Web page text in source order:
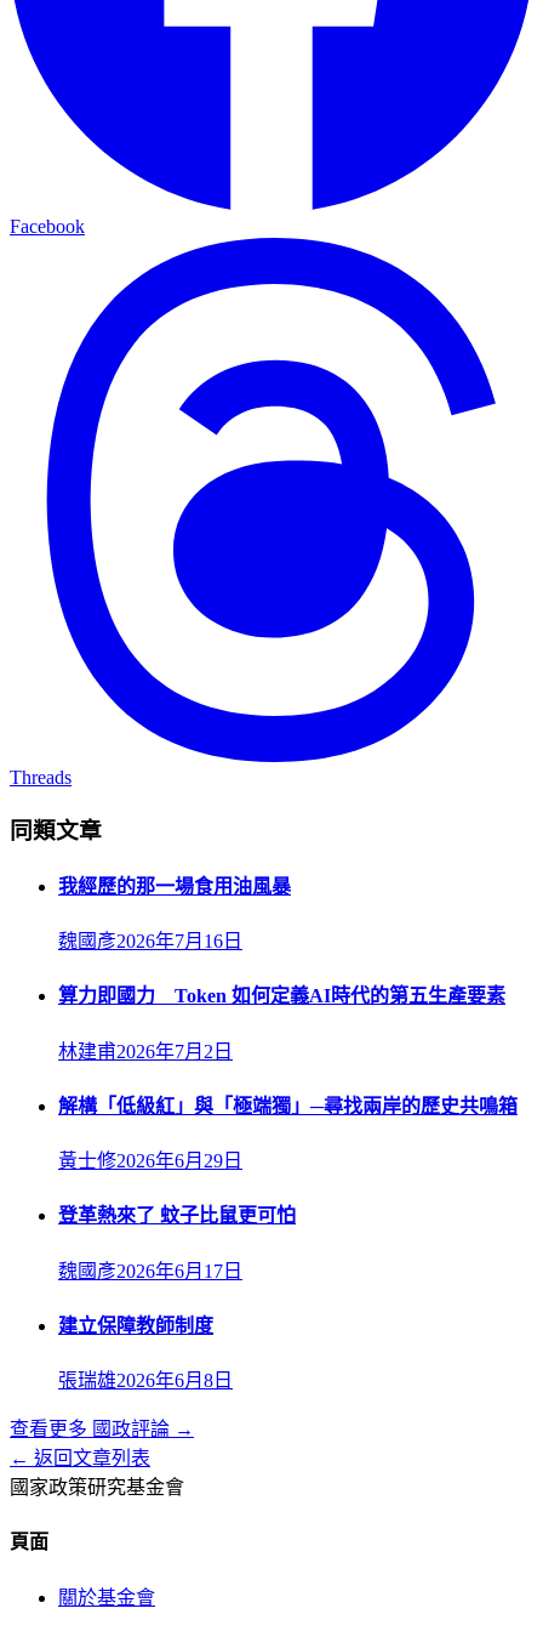
Facebook
Threads
同類文章
我經歷的那一場食用油風暴
魏國彥2026年7月16日
算力即國力 Token 如何定義AI時代的第五生產要素
林建甫2026年7月2日
解構「低級紅」與「極端獨」─尋找兩岸的歷史共鳴箱
黃士修2026年6月29日
登革熱來了 蚊子比鼠更可怕
魏國彥2026年6月17日
建立保障教師制度
張瑞雄2026年6月8日
查看更多 國政評論 →
← 返回文章列表
國家政策研究基金會
頁面
關於基金會